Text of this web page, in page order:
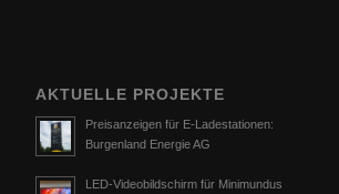
AKTUELLE PROJEKTE
Preisanzeigen für E-Ladestationen:
Burgenland Energie AG
LED-Videobildschirm für Minimundus